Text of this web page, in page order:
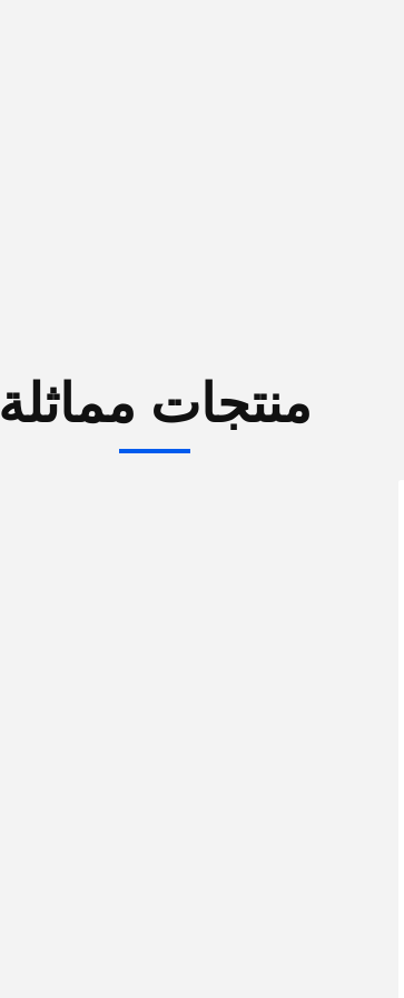
منتجات مماثلة